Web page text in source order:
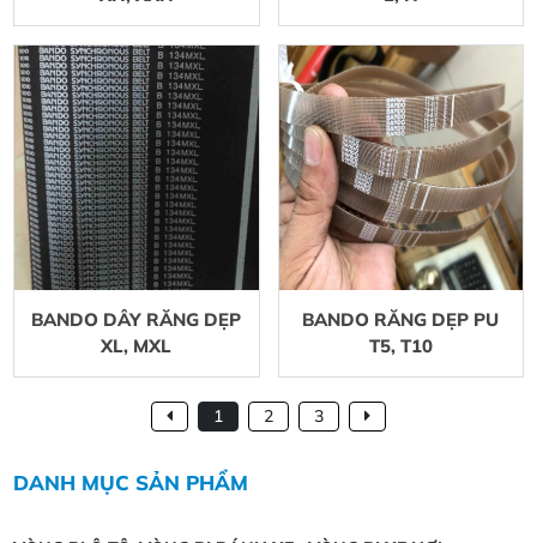
BANDO DÂY RĂNG DẸP
XL, MXL
BANDO RĂNG DẸP PU
T5, T10
1 2 3
DANH MỤC SẢN PHẨM